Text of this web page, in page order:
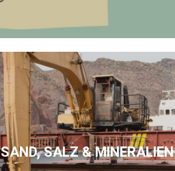
SAND, SALZ & MINERALIEN